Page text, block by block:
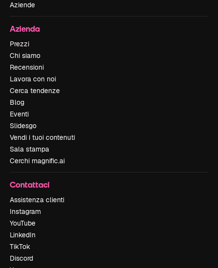
Aziende
Azienda
Prezzi
Chi siamo
Recensioni
Lavora con noi
Cerca tendenze
Blog
Eventi
Slidesgo
Vendi i tuoi contenuti
Sala stampa
Cerchi magnific.ai
Contattaci
Assistenza clienti
Instagram
YouTube
LinkedIn
TikTok
Discord